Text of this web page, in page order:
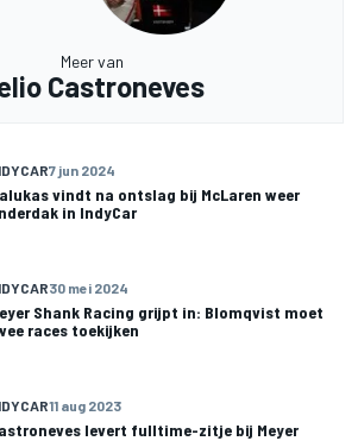
Meer van
Castroneves
7 jun 2024
vindt na ontslag bij McLaren weer
in IndyCar
30 mei 2024
Shank Racing grijpt in: Blomqvist moet
races toekijken
11 aug 2023
levert fulltime-zitje bij Meyer